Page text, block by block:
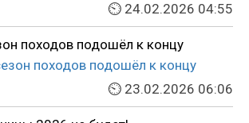
⏲ 24.02.2026 04:55
походов подошёл к концу
⏲ 23.02.2026 06:06